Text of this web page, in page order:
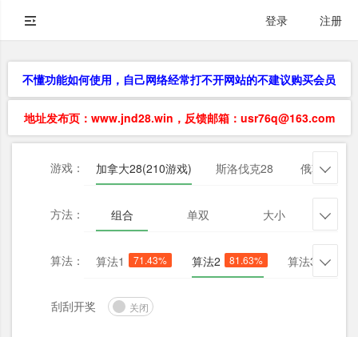
登录 注册
不懂功能如何使用，自己网络经常打不开网站的不建议购买会员
地址发布页：www.jnd28.win，反馈邮箱：usr76q@163.com
游戏： 加拿大28(210游戏) 斯洛伐克28 俄勒冈28

方法： 组合 单双 大小 
算法： 算法1 71.43% 算法2 81.63% 算法3 73.47%

刮刮开奖 关闭